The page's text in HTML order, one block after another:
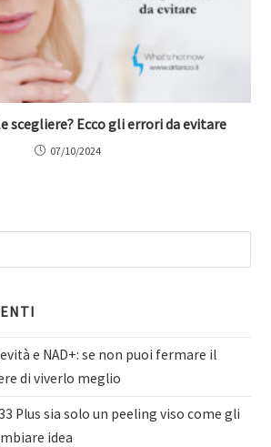
scegliere? Ecco gli errori da evitare
07/10/2024
e NAD+: se non puoi fermare il
di viverlo meglio
Plus sia solo un peeling viso come gli
idea